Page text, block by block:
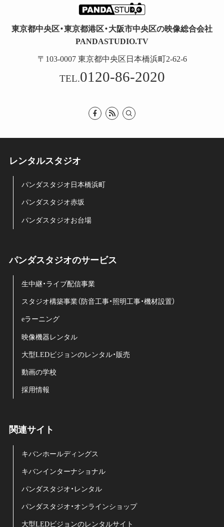
東京都中央区・東京都港区・大阪市中央区の映像総合会社
PANDASTUDIO.TV
〒103-0007 東京都中央区日本橋浜町2-62-6
TEL.0120-86-2020
レンタルスタジオ
パンダスタジオ日本橋浜町
パンダスタジオ赤坂
パンダスタジオお台場
パンダスタジオのサービス
生中継・ライブ配信事業
スタジオ構築事業（防音工事・照明工事・機材設置）
eラーニング
映像機器レンタル
大型LEDビジョンのレンタル・販売
動画の学校
採用情報
関連サイト
キバンホールディングス
キバンインターナショナル
パンダスタジオ・レンタル
パンダスタジオ・オンラインショップ
大型LEDビジョンのレンタルサイト